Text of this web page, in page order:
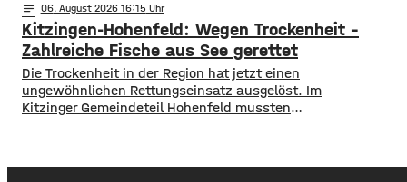
Menschen aus der Region um ihr Erspartes gebracht. ​Laut
Polizei erstellen die Täter mithilfe von KI täuschen echte
Werbevideos oder fälschen Empfehlungen von prominenten
Persönlichkeiten. Ihr Ziel: echte
notes 06. August 2026 16:15
Kitzingen-Hohenfeld: Wegen Trockenheit –
Zahlreiche Fische aus See gerettet
​​Die Trockenheit in der Region hat jetzt einen
ungewöhnlichen Rettungseinsatz ausgelöst. Im
Kitzinger Gemeindeteil Hohenfeld mussten